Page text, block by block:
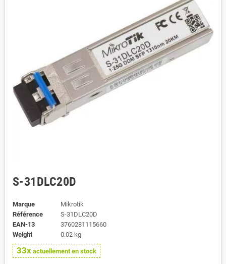
S-31DLC20D
Marque
Mikrotik
Référence
S-31DLC20D
EAN-13
3760281115660
Weight
0.02 kg
33x actuellement en stock